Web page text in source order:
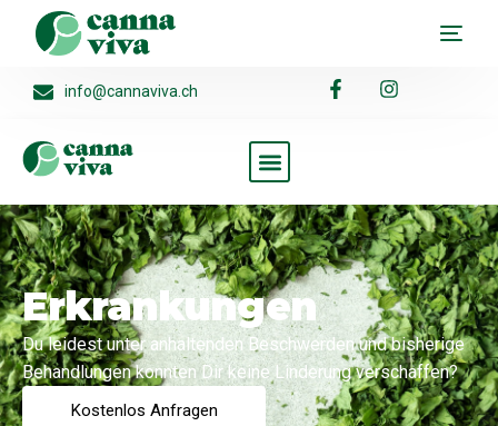
info@cannaviva.ch
Erkrankungen
Du leidest unter anhaltenden Beschwerden und bisherige
Behandlungen konnten Dir keine Linderung verschaffen?
Kostenlos Anfragen